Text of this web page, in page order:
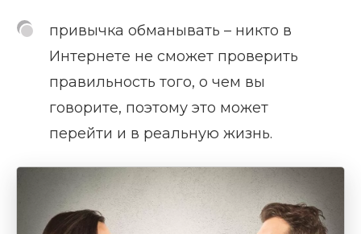
привычка обманывать – никто в
Интернете не сможет проверить
правильность того, о чем вы
говорите, поэтому это может
перейти и в реальную жизнь.